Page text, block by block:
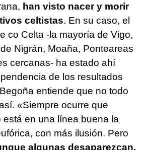
han visto nacer y morir
celtistas. En su caso, el
co Celta -la mayoría de Vigo,
Nigrán, Moaña, Ponteareas
cercanas- ha estado ahí
de los resultados
entiende que no todo
«Siempre ocurre que
en una línea buena la
con más ilusión. Pero
algunas desaparezcan,